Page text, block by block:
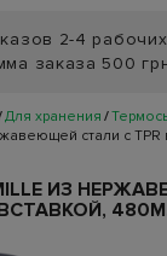
2-4
заказа 500
Для хранения
стали с TPR
ИЗ
ВСТАВКОЙ,